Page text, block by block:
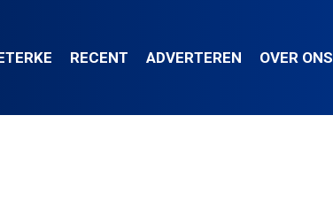
RECENT ADVERTEREN OVER ONS